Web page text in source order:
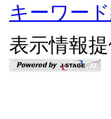
キーワー
表示情報